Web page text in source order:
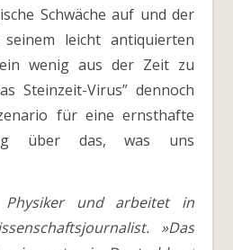
Schwäche auf und der
leicht antiquierten
wenig aus der Zeit zu
Steinzeit-Virus” dennoch
für eine ernsthafte
über das, was uns
und arbeitet in
»Das